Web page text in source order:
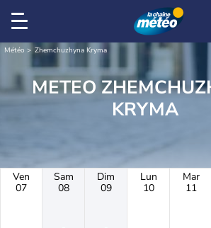
Météo Zhemchuzhyna Kryma
METEO ZHEMCHUZHYNA
KRYMA
Ven
07
Sam
08
Dim
09
Lun
10
Mar
11